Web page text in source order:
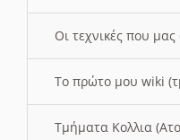
Οι τεχνικές που
Το πρώτο μου wiki
Τμήματα Κολλια